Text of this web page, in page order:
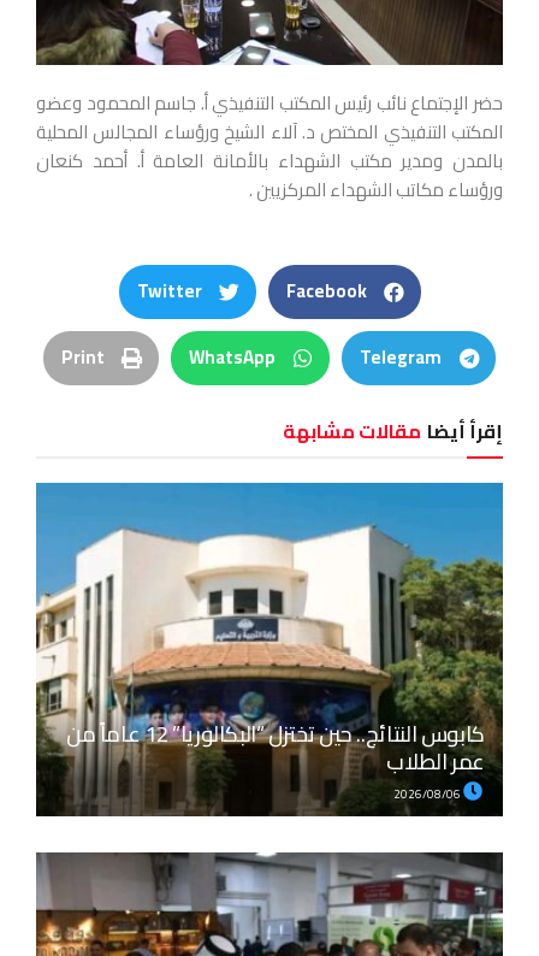
حضر الإجتماع نائب رئيس المكتب التنفيذي أ. جاسم المحمود وعضو
المكتب التنفيذي المختص د. آلاء الشيخ ورؤساء المجالس المحلية
بالمدن ومدير مكتب الشهداء بالأمانة العامة أ. أحمد كنعان
ورؤساء مكاتب الشهداء المركزيين .
Facebook
Twitter
Telegram
WhatsApp
Print
إقرأ أيضا مقالات مشابهة
كابوس النتائج.. حين تختزل “البكالوريا” 12 عاماً من
عمر الطلاب